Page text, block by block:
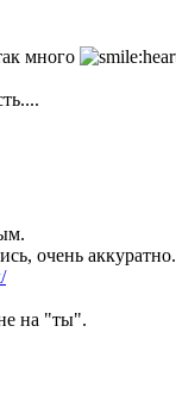
много
очень аккуратно.
на "ты".